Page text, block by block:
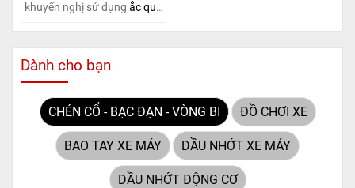
khuyến nghị sử dụng ắc quy
thông thường, mà còn là giải
pháp hoàn hảo được thiết kế
dành riêng cho "chiến mã"
này. Vớicông nghệ MF
(Maintenance Free)tiên tiến,
loại ắc quy khô này hoàn
toàn không cần bảo dưỡng.
Dành cho bạn
CHÉN CỔ - BẠC ĐẠN - VÒNG BI ĐỒ CHƠI XE
BAO TAY XE MÁY DẦU NHỚT XE MÁY
DẦU NHỚT ĐỘNG CƠ